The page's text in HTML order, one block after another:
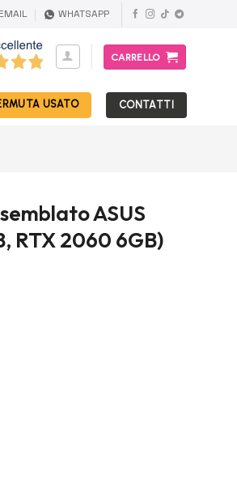
EMAIL WHATSAPP
CARRELLO
USATO CONTATTI
ASUS
RTX 2060 6GB)